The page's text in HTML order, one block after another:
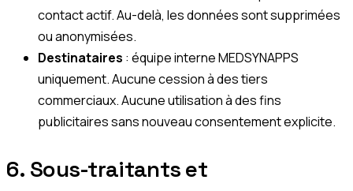
contact actif. Au-delà, les données sont supprimées
ou anonymisées.
Destinataires : équipe interne MEDSYNAPPS
uniquement. Aucune cession à des tiers
commerciaux. Aucune utilisation à des fins
publicitaires sans nouveau consentement explicite.
6. Sous-traitants et